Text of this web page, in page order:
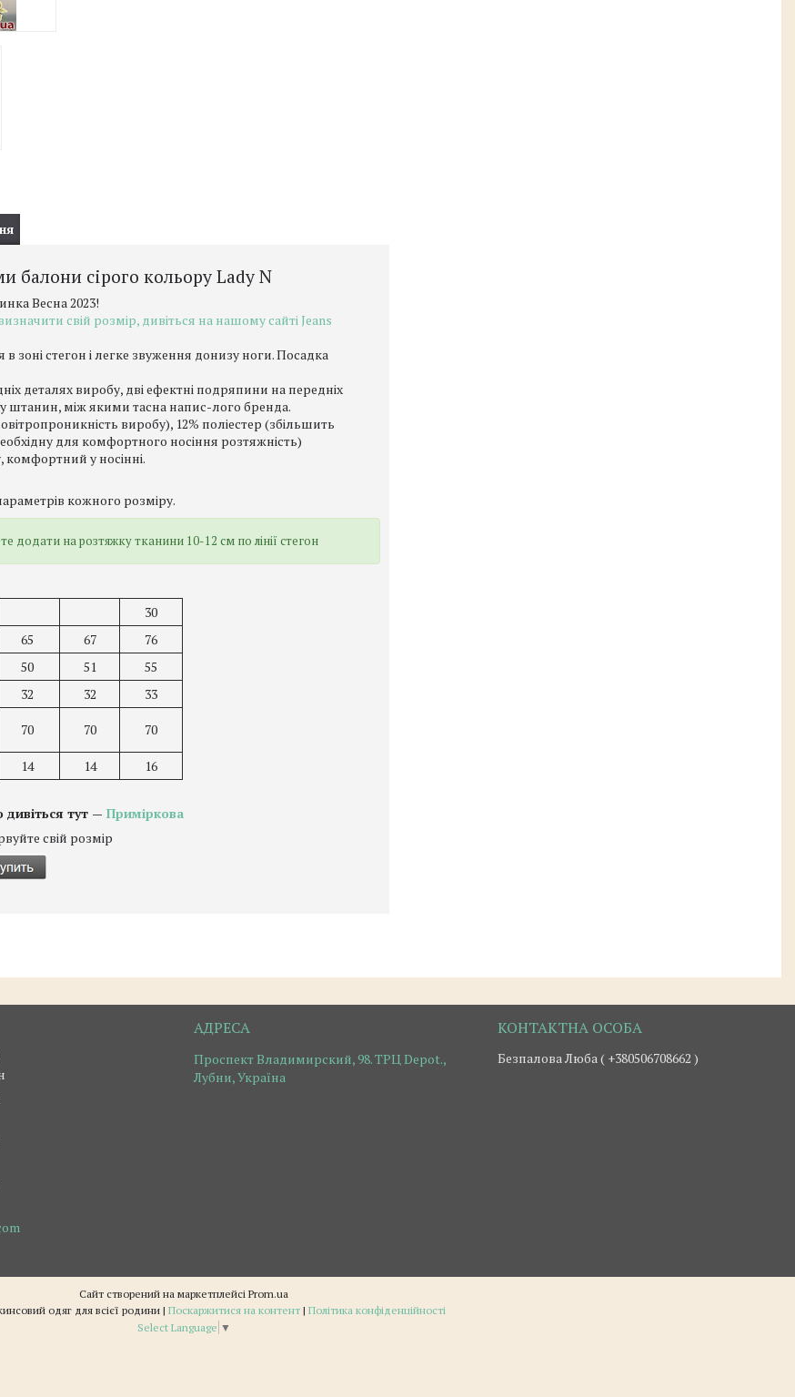
балони сірого кольору Lady N
Весна 2023!
свій розмір, дивіться на нашому сайті Jeans
зоні стегон і легке звуження донизу ноги. Посадка
деталях виробу, дві ефектні подряпини на передніх
штанин, між якими тасна напис-лого бренда.
виробу), 12% поліестер (збільшить
для комфортного носіння розтяжність)
комфортний у носінні.
кожного розміру.
додати на розтяжку тканини 10-12 см по лінії стегон
30
65 67
76
50 51
55
32 32
33
70 70 70
14 14 16
тут — Приміркова
свій розмір
Проспект Владимирский, 98. ТРЦ Depot.,
Лубни, Україна
Безпалова Люба ( +380506708662 )
Сайт створений на маркетплейсі Prom.ua
Jeans Planet-джинсовий одяг для всієї родини | Поскаржитися на контент | Політика конфіденційності
Select Language ▼